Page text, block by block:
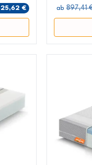
€ ab 897,41